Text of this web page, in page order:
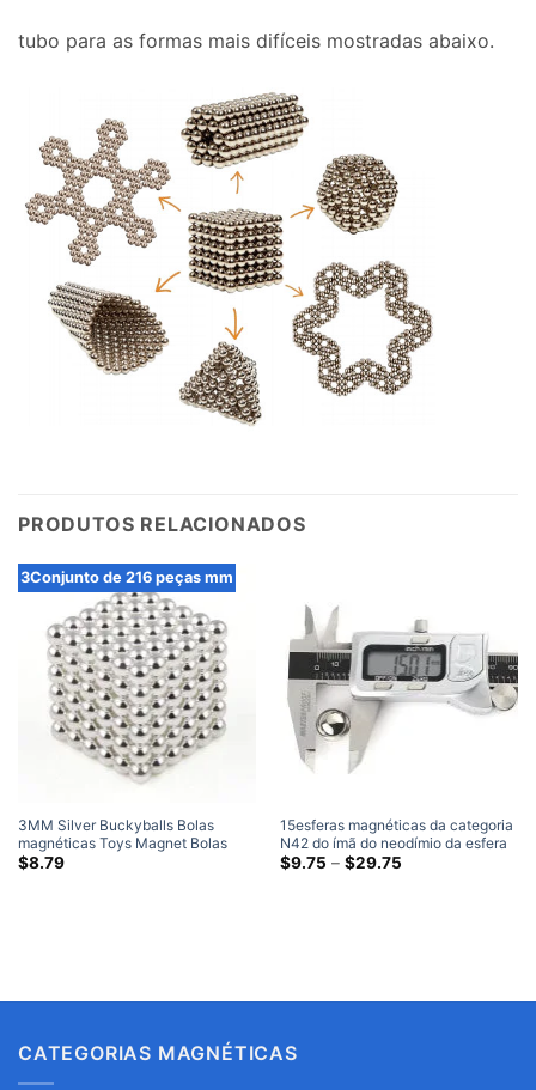
tubo para as formas mais difíceis mostradas abaixo.
PRODUTOS RELACIONADOS
3Conjunto de 216 peças mm
3MM Silver Buckyballs Bolas
magnéticas Toys Magnet Bolas
Puzzles Esfera de ímãs de
$8.79
15esferas magnéticas da categoria
N42 do ímã do neodímio da esfera
do neodímio do diâmetro do
$9.75 – $29.75Faixa
CATEGORIAS MAGNÉTICAS